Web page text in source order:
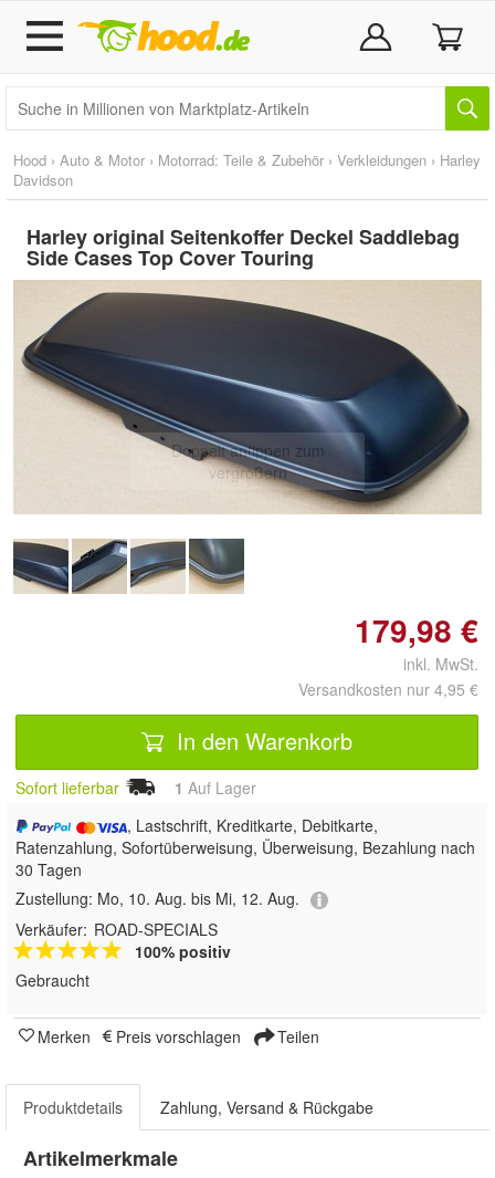
Hood › Auto & Motor › Motorrad: Teile & Zubehör › Verkleidungen › Harley
Davidson
Harley original Seitenkoffer Deckel Saddlebag
Side Cases Top Cover Touring
Doppelt antippen zum
vergrößern
179,98 €
inkl. MwSt.
Versandkosten nur 4,95 €
In den Warenkorb
Sofort lieferbar 1 Auf Lager
, Lastschrift, Kreditkarte, Debitkarte,
Ratenzahlung, Sofortüberweisung, Überweisung, Bezahlung nach
30 Tagen
Zustellung: Mo, 10. Aug. bis Mi, 12. Aug.
Verkäufer: ROAD-SPECIALS
100% positiv
Gebraucht
Merken Preis vorschlagen Teilen
Produktdetails Zahlung, Versand & Rückgabe
Artikelmerkmale